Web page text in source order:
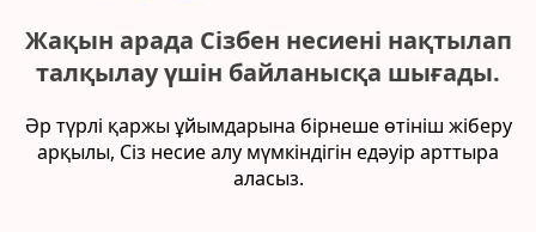
Жақын арада Сізбен несиені нақтылап
талқылау үшін байланысқа шығады.
Әр түрлі қаржы ұйымдарына бірнеше өтініш жіберу
арқылы, Сіз несие алу мүмкіндігін едәуір арттыра
аласыз.